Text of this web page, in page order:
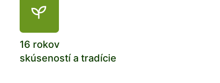
16 rokov
skúseností a tradície